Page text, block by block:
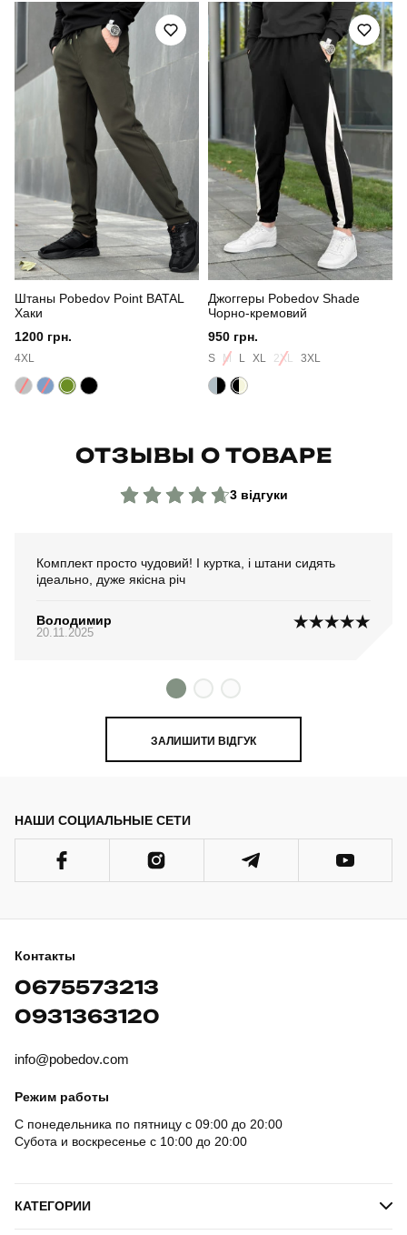
Призначення для повсякденного носіння
повсякденний
Склад тканини матеріал: 100% поліестер
Країна - виробник україна
Штаны Pobedov Point BATAL
Хаки
1200 грн.
4XL
Джоггеры Pobedov Shade
Чорно-кремовий
950 грн.
S M L XL 2XL 3XL
ОТЗЫВЫ О ТОВАРЕ
3 відгуки
Комплект просто чудовий! І куртка, і штани сидять
ідеально, дуже якісна річ
Володимир
20.11.2025
ЗАЛИШИТИ ВІДГУК
НАШИ СОЦИАЛЬНЫЕ СЕТИ
Контакты
0675573213
0931363120
info@pobedov.com
Режим работы
С понедельника по пятницу с 09:00 до 20:00
Субота и воскресенье с 10:00 до 20:00
КАТЕГОРИИ